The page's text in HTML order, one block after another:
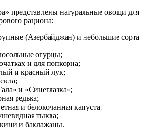
представлены натуральные овощи для
рациона:
(Азербайджан) и небольшие сорта
огурцы;
и для попкорна;
и красный лук;
и «Синеглазка»;
редька;
и белокочанная капуста;
тыква;
и баклажаны.